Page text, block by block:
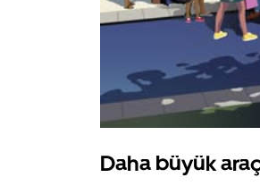
Daha büyük